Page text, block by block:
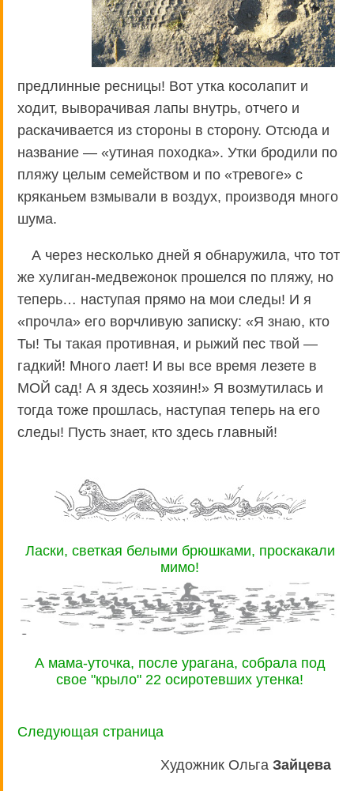
предлинные ресницы! Вот утка косолапит и
ходит, выворачивая лапы внутрь, отчего и
раскачивается из стороны в сторону. Отсюда и
название — «утиная походка». Утки бродили по
пляжу целым семейством и по «тревоге» с
кряканьем взмывали в воздух, производя много
шума.
А через несколько дней я обнаружила, что тот
же хулиган-медвежонок прошелся по пляжу, но
теперь… наступая прямо на мои следы! И я
«прочла» его ворчливую записку: «Я знаю, кто
Ты! Ты такая противная, и рыжий пес твой —
гадкий! Много лает! И вы все время лезете в
МОЙ сад! А я здесь хозяин!» Я возмутилась и
тогда тоже прошлась, наступая теперь на его
следы! Пусть знает, кто здесь главный!
Ласки, светкая белыми брюшками, проскакали
мимо!
А мама-уточка, после урагана, собрала под
свое "крыло" 22 осиротевших утенка!
Следующая страница
Художник Ольга Зайцева